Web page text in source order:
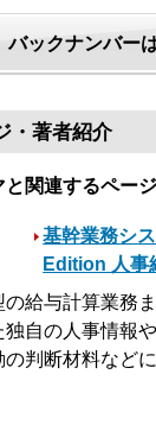
バックナンバー
・著者紹介
関連するページ
基幹業務シ
Edition 人事
の給与計算業務
自の人事情報
判断材料など